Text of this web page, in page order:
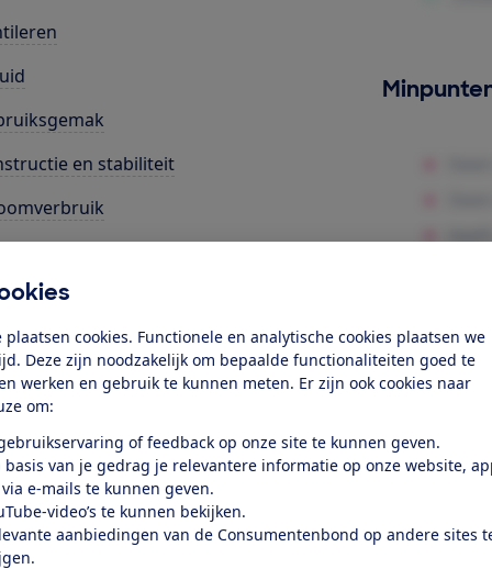
plaatsen cookies. Functionele en analytische cookies plaatsen we
Deze zijn noodzakelijk om bepaalde functionaliteiten goed te
werken en gebruik te kunnen meten. Er zijn ook cookies naar
om:
of feedback op onze site te kunnen geven.
basis van je gedrag je relevantere informatie op onze website,
e-mails te kunnen geven.
video’s te kunnen bekijken.
aanbiedingen van de Consumentenbond op andere sites
en stabiliteit
toegang tot deze test?
Al lid? Log in